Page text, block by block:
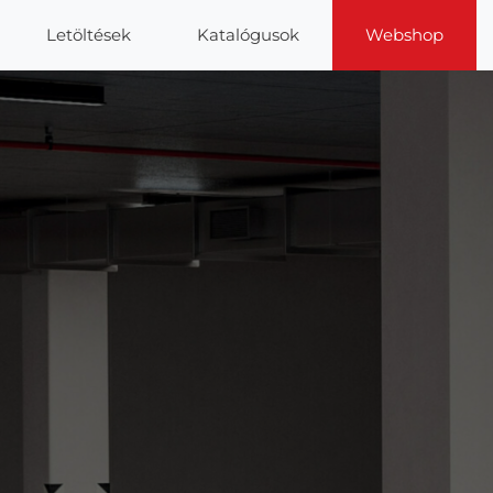
Letöltések Katalógusok Webshop